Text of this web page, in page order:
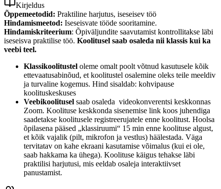
Kirjeldus
Õppemeetodid: Praktiline harjutus, iseseisev töö
Hindamismeetod: Iseseisvate tööde sooritamine.
Hindamiskriteerium: Õpiväljundite saavutamist kontrollitakse läbi
iseseisva praktilise töö. Koolitusel saab osaleda nii klassis kui ka
veebi teel.
Klassikoolitustel oleme omalt poolt võtnud kasutusele kõik
ettevaatusabinõud, et koolitustel osalemine oleks teile meeldiv
ja turvaline kogemus. Hind sisaldab: kohvipause
koolituskeskuses
Veebikoolitusel saab osaleda videokonverentsi keskkonnas
Zoom. Koolituse keskkonda sisenemise link koos juhendiga
saadetakse koolitusele registreerujatele enne koolitust. Hoolsa
õpilasena pääsed „klassiruumi“ 15 min enne koolituse algust,
et kõik vajalik (pilt, mikrofon ja vestlus) häälestada. Väga
tervitatav on kahe ekraani kasutamise võimalus (kui ei ole,
saab hakkama ka ühega). Koolituse käigus tehakse läbi
praktilisi harjutusi, mis eeldab osaleja interaktiivset
panustamist.